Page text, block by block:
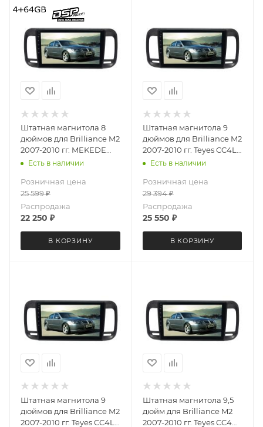
Штатная магнитола 8
дюймов для Brilliance M2
2007-2010 гг. MEKEDE
X20-PRO 4092-6481
4+64 Gb 8 ядер
Есть в наличии
Розничная цена
25 599₽
Распродажа
22 250 ₽
В КОРЗИНУ
Штатная магнитола 9
дюймов для Brilliance M2
2007-2010 гг. Teyes CC4L
4092-6877 Android 13
Есть в наличии
Розничная цена
29 394₽
Распродажа
25 550 ₽
В КОРЗИНУ
Штатная магнитола 9
дюймов для Brilliance M2
2007-2010 гг. Teyes CC4L
Штатная магнитола 9,5
дюйм для Brilliance M2
2007-2010 гг. Teyes CC4